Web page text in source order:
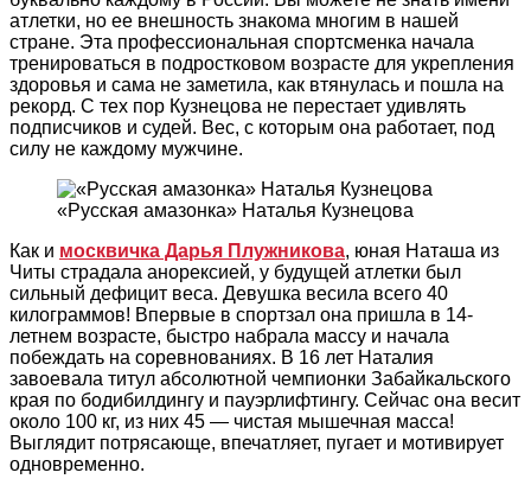
атлетки, но ее внешность знакома многим в нашей
стране. Эта профессиональная спортсменка начала
тренироваться в подростковом возрасте для укрепления
здоровья и сама не заметила, как втянулась и пошла на
рекорд. С тех пор Кузнецова не перестает удивлять
подписчиков и судей. Вес, с которым она работает, под
силу не каждому мужчине.
«Русская амазонка» Наталья Кузнецова
Как и москвичка Дарья Плужникова, юная Наташа из
Читы страдала анорексией, у будущей атлетки был
сильный дефицит веса. Девушка весила всего 40
килограммов! Впервые в спортзал она пришла в 14-
летнем возрасте, быстро набрала массу и начала
побеждать на соревнованиях. В 16 лет Наталия
завоевала титул абсолютной чемпионки Забайкальского
края по бодибилдингу и пауэрлифтингу. Сейчас она весит
около 100 кг, из них 45 — чистая мышечная масса!
Выглядит потрясающе, впечатляет, пугает и мотивирует
одновременно.